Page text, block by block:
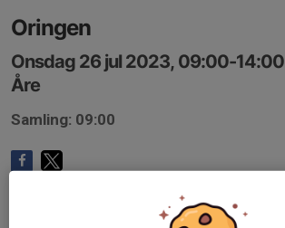
Oringen
Onsdag 26 jul 2023, 09:00-14:00
Åre
Samling: 09:00